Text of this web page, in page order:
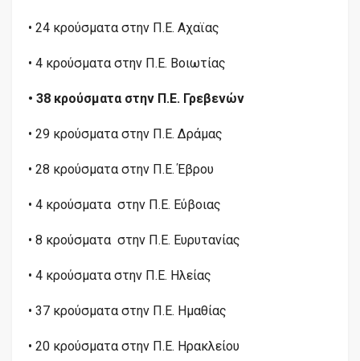
• 24 κρούσματα στην Π.Ε. Αχαϊας
• 4 κρούσματα στην Π.Ε. Βοιωτίας
• 38 κρούσματα στην Π.Ε. Γρεβενών
• 29 κρούσματα στην Π.Ε. Δράμας
• 28 κρούσματα στην Π.Ε. Έβρου
• 4 κρούσματα στην Π.Ε. Εύβοιας
• 8 κρούσματα στην Π.Ε. Ευρυτανίας
• 4 κρούσματα στην Π.Ε. Ηλείας
• 37 κρούσματα στην Π.Ε. Ημαθίας
• 20 κρούσματα στην Π.Ε. Ηρακλείου